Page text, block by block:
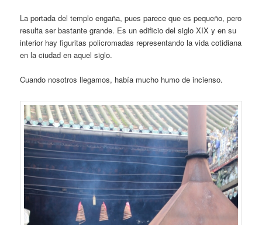
La portada del templo engaña, pues parece que es pequeño, pero
resulta ser bastante grande. Es un edificio del siglo XIX y en su
interior hay figuritas policromadas representando la vida cotidiana
en la ciudad en aquel siglo.
Cuando nosotros llegamos, había mucho humo de incienso.